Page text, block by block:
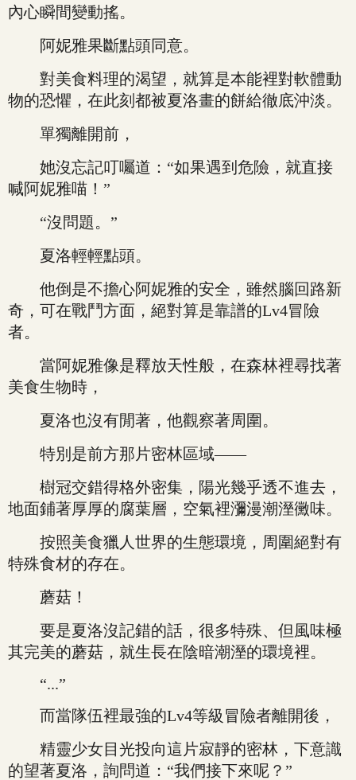
內心瞬間變動搖。
阿妮雅果斷點頭同意。
對美食料理的渴望，就算是本能裡對軟體動
物的恐懼，在此刻都被夏洛畫的餅給徹底沖淡。
單獨離開前，
她沒忘記叮囑道：“如果遇到危險，就直接
喊阿妮雅喵！”
“沒問題。”
夏洛輕輕點頭。
他倒是不擔心阿妮雅的安全，雖然腦回路新
奇，可在戰鬥方面，絕對算是靠譜的Lv4冒險
者。
當阿妮雅像是釋放天性般，在森林裡尋找著
美食生物時，
夏洛也沒有閒著，他觀察著周圍。
特別是前方那片密林區域——
樹冠交錯得格外密集，陽光幾乎透不進去，
地面鋪著厚厚的腐葉層，空氣裡瀰漫潮溼黴味。
按照美食獵人世界的生態環境，周圍絕對有
特殊食材的存在。
蘑菇！
要是夏洛沒記錯的話，很多特殊、但風味極
其完美的蘑菇，就生長在陰暗潮溼的環境裡。
“...”
而當隊伍裡最強的Lv4等級冒險者離開後，
精靈少女目光投向這片寂靜的密林，下意識
的望著夏洛，詢問道：“我們接下來呢？”